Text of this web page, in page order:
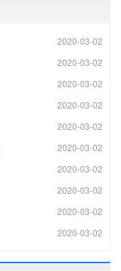
2020-03-02
2020-03-02
2020-03-02
2020-03-02
2020-03-02
2020-03-02
2020-03-02
2020-03-02
2020-03-02
2020-03-02